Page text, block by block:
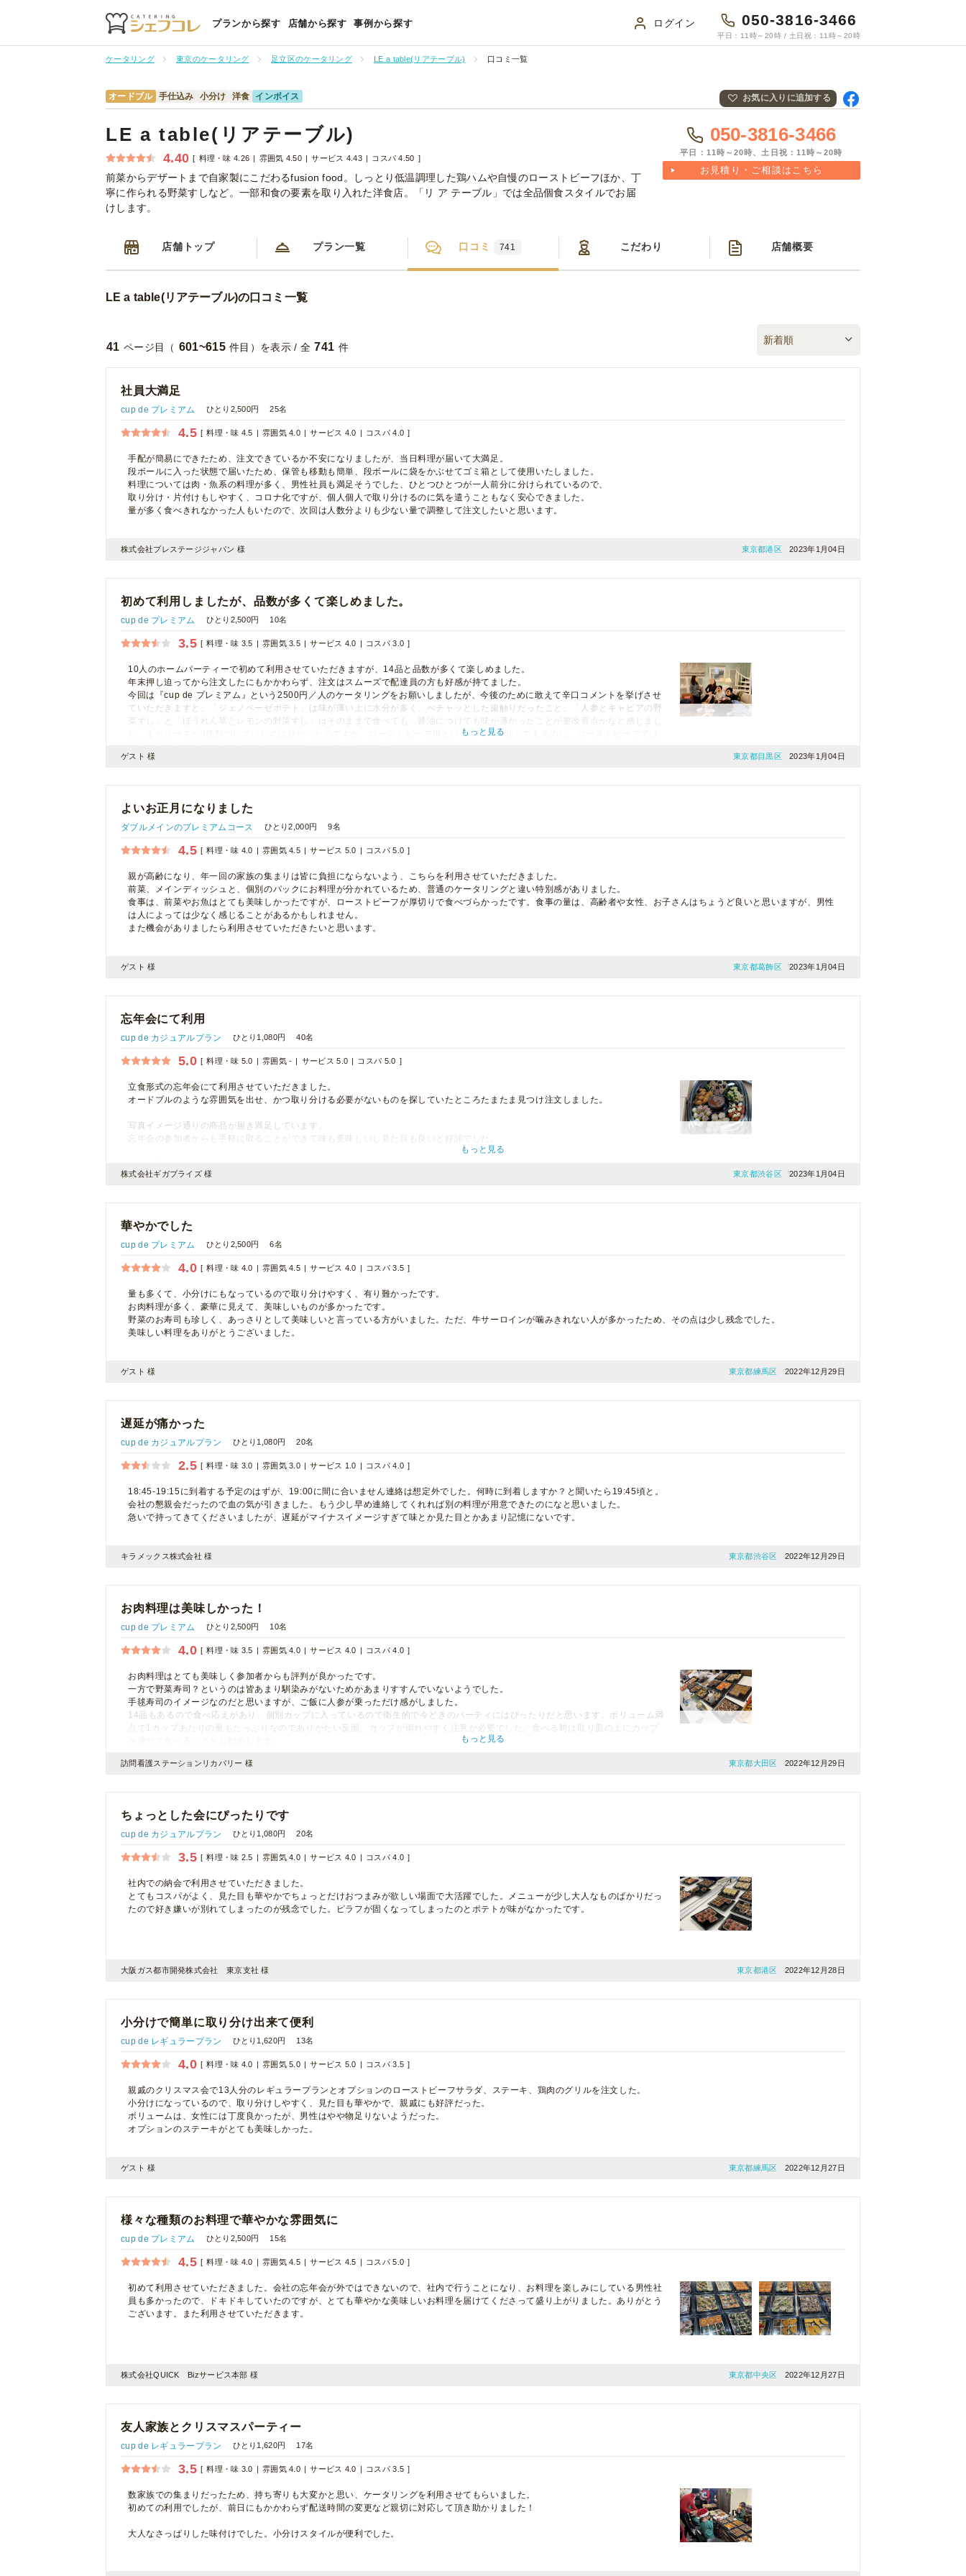
プランから探す 店舗から探す 事例から探す ログイン 050-3816-3466
平日：11時～20時 / 土日祝：11時～20時
ケータリング 東京のケータリング 足立区のケータリング LE a table(リアテーブル) 口コミ一覧
オードブル 手仕込み 小分け 洋食 インボイス お気に入りに追加する
LE a table(リアテーブル)
4.40 料理・味 4.26 雰囲気 4.50 サービス 4.43 コスパ 4.50
前菜からデザートまで自家製にこだわるfusion food。しっとり低温調理した鶏ハムや自慢のローストビーフほか、丁
寧に作られる野菜すしなど。一部和食の要素を取り入れた洋食店。「リ ア テーブル」では全品個食スタイルでお届
けします。
050-3816-3466
平日：11時～20時、土日祝：11時～20時
お見積り・ご相談はこちら
店舗トップ プラン一覧 口コミ 741 こだわり 店舗概要
LE a table(リアテーブル)の口コミ一覧
41 ページ目（ 601~615 件目）を表示 / 全 741 件
社員大満足
cup de プレミアム ひとり2,500円 25名
4.5 料理・味 4.5 雰囲気 4.0 サービス 4.0 コスパ 4.0
手配が簡易にできたため、注文できているか不安になりましたが、当日料理が届いて大満足。
段ボールに入った状態で届いたため、保管も移動も簡単、段ボールに袋をかぶせてゴミ箱として使用いたしました。
料理については肉・魚系の料理が多く、男性社員も満足そうでした、ひとつひとつが一人前分に分けられているので、
取り分け・片付けもしやすく、コロナ化ですが、個人個人で取り分けるのに気を遣うこともなく安心できました。
量が多く食べきれなかった人もいたので、次回は人数分よりも少ない量で調整して注文したいと思います。
株式会社プレステージジャパン 様 2023年1月04日
東京都港区
初めて利用しましたが、品数が多くて楽しめました。
cup de プレミアム ひとり2,500円 10名
3.5 料理・味 3.5 雰囲気 3.5 サービス 4.0 コスパ 3.0
10人のホームパーティーで初めて利用させていただきますが、14品と品数が多くて楽しめました。
年末押し迫ってから注文したにもかかわらず、注文はスムーズで配達員の方も好感が持てました。
今回は『cup de プレミアム』という2500円／人のケータリングをお願いしましたが、今後のために敢えて辛口コメントを挙げさせ
ていただきますと、「ジェノベーゼポテト」は味が薄い上に水分が多く、べチャッとした歯触りだったこと、「人参とキャビアの野
菜すし」と「ほうれん草とレモンの野菜すし」はそのままで食べても、醤油につけても味が薄かったことが要改善点かなと感じまし
た。またソースが3種類ついていたのは良かったのですが、ローストビーフ用というシールが貼ってあるのに、ローストビーフでは
次回改善することを期待しています。また違うメニューも注文してみたいと思います。
もっと見る
ゲスト 様 2023年1月04日
東京都目黒区
よいお正月になりました
ダブルメインのプレミアムコース ひとり2,000円 9名
4.5 料理・味 4.0 雰囲気 4.5 サービス 5.0 コスパ 5.0
親が高齢になり、年一回の家族の集まりは皆に負担にならないよう、こちらを利用させていただきました。
前菜、メインディッシュと、個別のパックにお料理が分かれているため、普通のケータリングと違い特別感がありました。
食事は、前菜やお魚はとても美味しかったですが、ローストビーフが厚切りで食べづらかったです。食事の量は、高齢者や女性、お子さんはちょうど良いと思いますが、男性
は人によっては少なく感じることがあるかもしれません。
また機会がありましたら利用させていただきたいと思います。
ゲスト 様 2023年1月04日
東京都葛飾区
忘年会にて利用
cup de カジュアルプラン ひとり1,080円 40名
5.0 料理・味 5.0 雰囲気 - サービス 5.0 コスパ 5.0
立食形式の忘年会にて利用させていただきました。
オードブルのような雰囲気を出せ、かつ取り分ける必要がないものを探していたところたまたま見つけ注文しました。
写真イメージ通りの商品が届き満足しています。
忘年会の参加者からも手軽に取ることができて味も美味しいし見た目も良いと好評でした。
もっと見る
株式会社ギガプライズ 様 2023年1月04日
東京都渋谷区
華やかでした
cup de プレミアム ひとり2,500円 6名
4.0 料理・味 4.0 雰囲気 4.5 サービス 4.0 コスパ 3.5
量も多くて、小分けにもなっているので取り分けやすく、有り難かったです。
お肉料理が多く、豪華に見えて、美味しいものが多かったです。
野菜のお寿司も珍しく、あっさりとして美味しいと言っている方がいました。ただ、牛サーロインが噛みきれない人が多かったため、その点は少し残念でした。
美味しい料理をありがとうございました。
ゲスト 様 2022年12月29日
東京都練馬区
遅延が痛かった
cup de カジュアルプラン ひとり1,080円 20名
2.5 料理・味 3.0 雰囲気 3.0 サービス 1.0 コスパ 4.0
18:45-19:15に到着する予定のはずが、19:00に間に合いません連絡は想定外でした。何時に到着しますか？と聞いたら19:45頃と。
会社の懇親会だったので血の気が引きました。もう少し早め連絡してくれれば別の料理が用意できたのになと思いました。
急いで持ってきてくださいましたが、遅延がマイナスイメージすぎて味とか見た目とかあまり記憶にないです。
キラメックス株式会社 様 2022年12月29日
東京都渋谷区
お肉料理は美味しかった！
cup de プレミアム ひとり2,500円 10名
4.0 料理・味 3.5 雰囲気 4.0 サービス 4.0 コスパ 4.0
お肉料理はとても美味しく参加者からも評判が良かったです。
一方で野菜寿司？というのは皆あまり馴染みがないためかあまりすすんでいないようでした。
手毬寿司のイメージなのだと思いますが、ご飯に人参が乗っただけ感がしました。
14品もあるので食べ応えがあり、個別カップに入っているので衛生的で今どきのパーティにはぴったりだと思います。ボリューム満
点で1カップあたりの量もたっぷりなのでありがたい反面、カップが倒れやすく注意が必要でした。食べる時は取り皿の上にカップ
のお料理はそれなりのクオリティでした。トータルするとボリュームもたっぷりあり満足しました！
もっと見る
訪問看護ステーションリカバリー 様 2022年12月29日
東京都大田区
ちょっとした会にぴったりです
cup de カジュアルプラン ひとり1,080円 20名
3.5 料理・味 2.5 雰囲気 4.0 サービス 4.0 コスパ 4.0
社内での納会で利用させていただきました。
とてもコスパがよく、見た目も華やかでちょっとだけおつまみが欲しい場面で大活躍でした。メニューが少し大人なものばかりだっ
たので好き嫌いが別れてしまったのが残念でした。ピラフが固くなってしまったのとポテトが味がなかったです。
大阪ガス都市開発株式会社 東京支社 様 2022年12月28日
東京都港区
小分けで簡単に取り分け出来て便利
cup de レギュラープラン ひとり1,620円 13名
4.0 料理・味 4.0 雰囲気 5.0 サービス 5.0 コスパ 3.5
親戚のクリスマス会で13人分のレギュラープランとオプションのローストビーフサラダ、ステーキ、鶏肉のグリルを注文した。
小分けになっているので、取り分けしやすく、見た目も華やかで、親戚にも好評だった。
ボリュームは、女性には丁度良かったが、男性はやや物足りないようだった。
オプションのステーキがとても美味しかった。
ゲスト 様 2022年12月27日
東京都練馬区
様々な種類のお料理で華やかな雰囲気に
cup de プレミアム ひとり2,500円 15名
4.5 料理・味 4.0 雰囲気 4.5 サービス 4.5 コスパ 5.0
初めて利用させていただきました。会社の忘年会が外ではできないので、社内で行うことになり、お料理を楽しみにしている男性社
員も多かったので、ドキドキしていたのですが、とても華やかな美味しいお料理を届けてくださって盛り上がりました。ありがとう
ございます。また利用させていただきます。
株式会社QUICK Bizサービス本部 様 2022年12月27日
東京都中央区
友人家族とクリスマスパーティー
cup de レギュラープラン ひとり1,620円 17名
3.5 料理・味 3.0 雰囲気 4.0 サービス 4.0 コスパ 3.5
数家族での集まりだったため、持ち寄りも大変かと思い、ケータリングを利用させてもらいました。
初めての利用でしたが、前日にもかかわらず配送時間の変更など親切に対応して頂き助かりました！
大人なさっぱりした味付けでした。小分けスタイルが便利でした。